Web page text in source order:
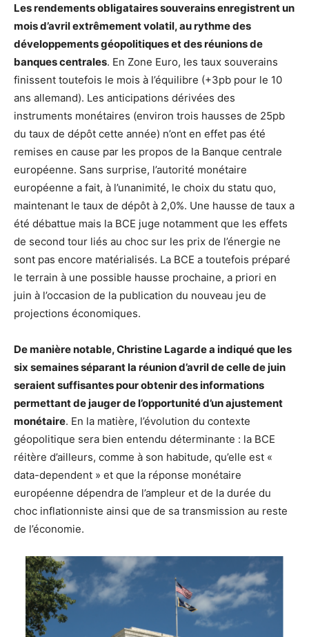
Les rendements obligataires souverains enregistrent un
mois d’avril extrêmement volatil, au rythme des
développements géopolitiques et des réunions de
banques centrales. En Zone Euro, les taux souverains
finissent toutefois le mois à l’équilibre (+3pb pour le 10
ans allemand). Les anticipations dérivées des
instruments monétaires (environ trois hausses de 25pb
du taux de dépôt cette année) n’ont en effet pas été
remises en cause par les propos de la Banque centrale
européenne. Sans surprise, l’autorité monétaire
européenne a fait, à l’unanimité, le choix du statu quo,
maintenant le taux de dépôt à 2,0%. Une hausse de taux a
été débattue mais la BCE juge notamment que les effets
de second tour liés au choc sur les prix de l’énergie ne
sont pas encore matérialisés. La BCE a toutefois préparé
le terrain à une possible hausse prochaine, a priori en
juin à l’occasion de la publication du nouveau jeu de
projections économiques.
De manière notable, Christine Lagarde a indiqué que les
six semaines séparant la réunion d’avril de celle de juin
seraient suffisantes pour obtenir des informations
permettant de jauger de l’opportunité d’un ajustement
monétaire. En la matière, l’évolution du contexte
géopolitique sera bien entendu déterminante : la BCE
réitère d’ailleurs, comme à son habitude, qu’elle est «
data-dependent » et que la réponse monétaire
européenne dépendra de l’ampleur et de la durée du
choc inflationniste ainsi que de sa transmission au reste
de l’économie.